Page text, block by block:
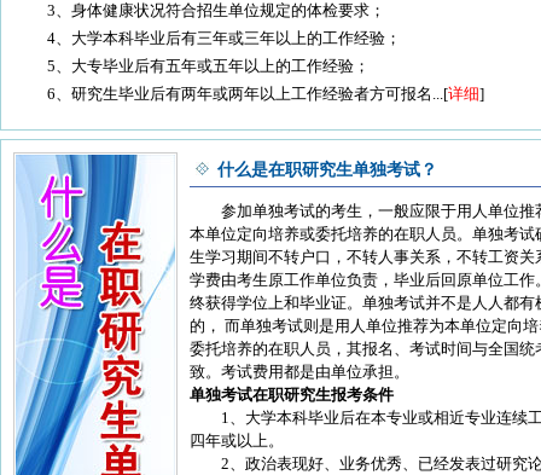
3、身体健康状况符合招生单位规定的体检要求；
4、大学本科毕业后有三年或三年以上的工作经验；
5、大专毕业后有五年或五年以上的工作经验；
6、研究生毕业后有两年或两年以上工作经验者方可报名...[详细]
什么是在职研究生单独考试？
参加单独考试的考生，一般应限于用人单位推
本单位定向培养或委托培养的在职人员。单独考试
生学习期间不转户口，不转人事关系，不转工资关
学费由考生原工作单位负责，毕业后回原单位工作
终获得学位上和毕业证。单独考试并不是人人都有
的， 而单独考试则是用人单位推荐为本单位定向
委托培养的在职人员，其报名、考试时间与全国统
致。考试费用都是由单位承担。
单独考试在职研究生报考条件
1、大学本科毕业后在本专业或相近专业连续
四年或以上。
2、政治表现好、业务优秀、已经发表过研究